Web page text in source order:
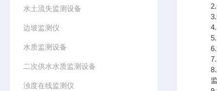
水土流失监测设备
边坡监测仪
水质监测设备
二次供水水质监测设备
浊度在线监测仪
2.传
3.静
4.☆
5.☆
6.支
7.尺
8.工
监